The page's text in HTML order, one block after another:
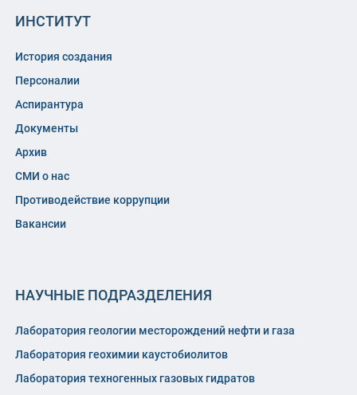
ИНСТИТУТ
История создания
Персоналии
Аспирантура
Документы
Архив
СМИ о нас
Противодействие коррупции
Вакансии
НАУЧНЫЕ ПОДРАЗДЕЛЕНИЯ
Лаборатория геологии месторождений нефти и газа
Лаборатория геохимии каустобиолитов
Лаборатория техногенных газовых гидратов